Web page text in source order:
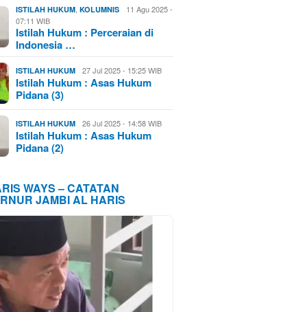
ISTILAH HUKUM ,KOLUMNIS
11 Agu 2025 -
07:11 WIB
Istilah Hukum : Perceraian di
Indonesia …
ISTILAH HUKUM 27 Jul 2025 - 15:25 WIB
Istilah Hukum : Asas Hukum
Pidana (3)
ISTILAH HUKUM 26 Jul 2025 - 14:58 WIB
Istilah Hukum : Asas Hukum
Pidana (2)
WAYS – CATATAN
JAMBI AL HARIS